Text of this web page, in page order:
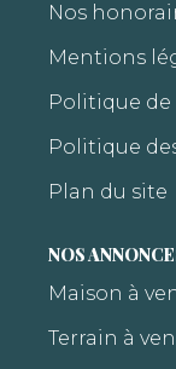
Nos
Mentions
Politique
Politique
Plan du site
NOS
Maison à
Terrain à